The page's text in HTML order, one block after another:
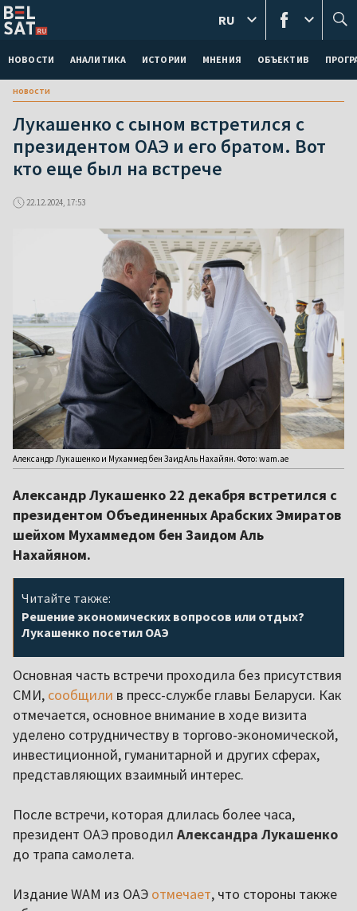
НОВОСТИ АНАЛИТИКА ИСТОРИИ МНЕНИЯ ОБЪЕКТИВ
RU
новости
Лукашенко с сыном встретился с
президентом ОАЭ и его братом. Вот
кто еще был на встрече
22.12.2024, 17:53
Александр Лукашенко и Мухаммед бен Заид Аль Нахайян. Фото: wam.ae
Александр Лукашенко 22 декабря встретился с
президентом Объединенных Арабских Эмиратов
шейхом Мухаммедом бен Заидом Аль
Нахайяном.
Читайте также:
Решение экономических вопросов или отдых?
Лукашенко посетил ОАЭ
Основная часть встречи проходила без присутствия
СМИ, сообщили в пресс-службе главы Беларуси. Как
отмечается, основное внимание в ходе визита
уделено сотрудничеству в торгово-экономической,
инвестиционной, гуманитарной и других сферах,
представляющих взаимный интерес.
После встречи, которая длилась более часа,
президент ОАЭ проводил Александра Лукашенко
до трапа самолета.
Издание WAM из ОАЭ отмечает, что стороны также